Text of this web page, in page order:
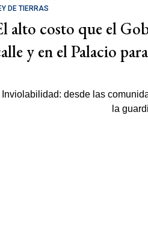
DE TIERRAS
alto costo que el
y en el Palacio